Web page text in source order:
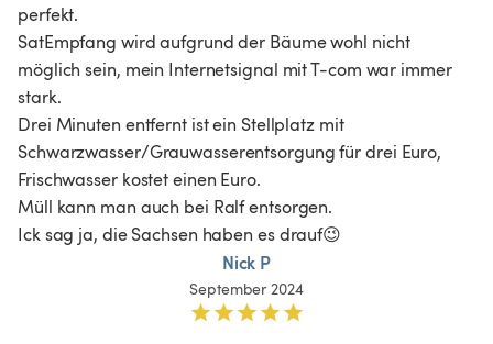
perfekt.
SatEmpfang wird aufgrund der Bäume wohl nicht
möglich sein, mein Internetsignal mit T-com war immer
stark.
Drei Minuten entfernt ist ein Stellplatz mit
Schwarzwasser/Grauwasserentsorgung für drei Euro,
Frischwasser kostet einen Euro.
Müll kann man auch bei Ralf entsorgen.
Nick P
September 2024